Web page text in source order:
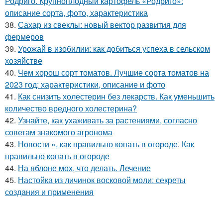
описание сорта, фото, характеристика
38. Сахар из свеклы: новый вектор развития для
фермеров
39. Урожай в изобилии: как добиться успеха в сельском
хозяйстве
40. Чем хорош сорт томатов. Лучшие сорта томатов на
2023 год: характеристики, описание и фото
41. Как снизить холестерин без лекарств. Как уменьшить
количество вредного холестерина?
42. Узнайте, как ухаживать за растениями, согласно
советам знакомого агронома
43. Новости », как правильно копать в огороде. Как
правильно копать в огороде
44. На яблоне мох, что делать. Лечение
45. Настойка из личинок восковой моли: секреты
создания и применения